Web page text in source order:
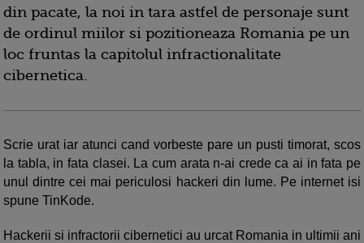
din pacate, la noi in tara astfel de personaje sunt
de ordinul miilor si pozitioneaza Romania pe un
loc fruntas la capitolul infractionalitate
cibernetica.
Scrie urat iar atunci cand vorbeste pare un pusti timorat, scos
la tabla, in fata clasei. La cum arata n-ai crede ca ai in fata pe
unul dintre cei mai periculosi hackeri din lume. Pe internet isi
spune TinKode.
Hackerii si infractorii cibernetici au urcat Romania in ultimii ani